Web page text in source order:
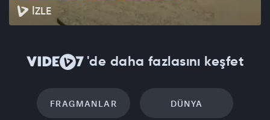
İZLE
'de daha fazlasını keşfet
FRAGMANLAR DÜNYA